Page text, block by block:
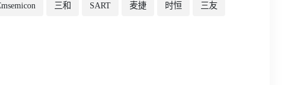
三和 SART 麦捷 时恒 三友